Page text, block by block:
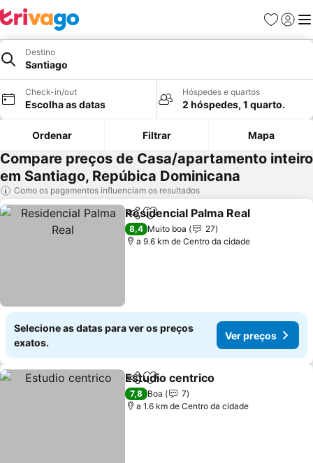
Favoritos
Iniciar
Destino
Santiago
Check-in/out
Escolha as datas
Hóspedes e quartos
2 hóspedes, 1 quarto.
Ordenar Filtrar Mapa
Compare preços de Casa/apartamento inteiro
em Santiago, Repúbica Dominicana
Como os pagamentos influenciam os resultados
PartilharAdicionar aos favoritos
Residencial Palma Real
8,4 Muito boa
27
a 9.6 km de Centro da cidade
Selecione as datas para ver os preços
exatos.
Ver preços
PartilharAdicionar aos favoritos
Estudio centrico
7,8 Boa
7
a 1.6 km de Centro da cidade